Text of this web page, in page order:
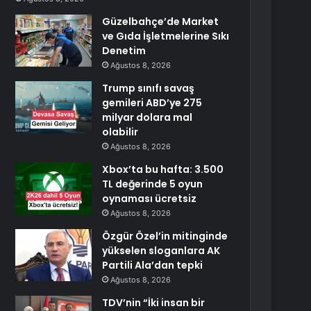
Güzelbahçe’de Market
ve Gıda İşletmelerine Sıkı
Denetim
Ağustos 8, 2026
Trump sınıfı savaş
gemileri ABD’ye 275
milyar dolara mal
olabilir
Ağustos 8, 2026
Xbox’ta bu hafta: 3.500
TL değerinde 5 oyun
oynaması ücretsiz
Ağustos 8, 2026
Özgür Özel’in mitinginde
yükselen sloganlara AK
Partili Ala’dan tepki
Ağustos 8, 2026
TDV’nin “İki insan bir